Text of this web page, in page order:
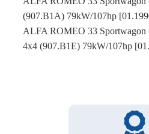
(907.B1A) 79kW/107hp
ALFA ROMEO 33 Sportwagon
4x4 (907.B1E) 79kW/107hp